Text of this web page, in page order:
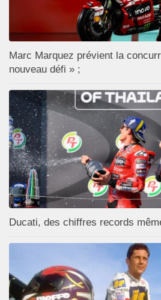
Marc Marquez prévient la
nouveau défi » ;
Ducati, des chiffres records